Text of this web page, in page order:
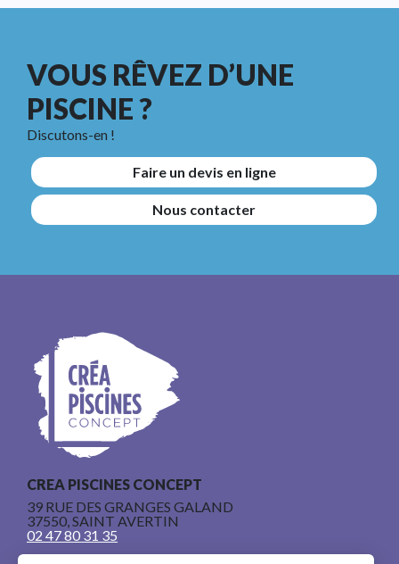
VOUS RÊVEZ D’UNE
PISCINE ?
Discutons-en !
Faire un devis en ligne
Nous contacter
CREA PISCINES CONCEPT
39 RUE DES GRANGES GALAND
37550, SAINT AVERTIN
02 47 80 31 35